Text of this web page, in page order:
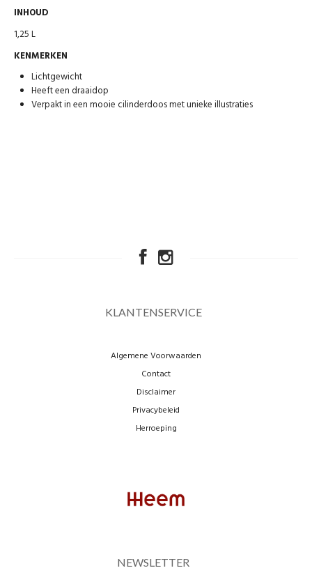
INHOUD
1,25 L
KENMERKEN
Lichtgewicht
Heeft een draaidop
Verpakt in een mooie cilinderdoos met unieke illustraties
KLANTENSERVICE
Algemene Voorwaarden
Contact
Disclaimer
Privacybeleid
Herroeping
NEWSLETTER